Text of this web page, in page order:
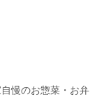
慢のお惣菜・お弁